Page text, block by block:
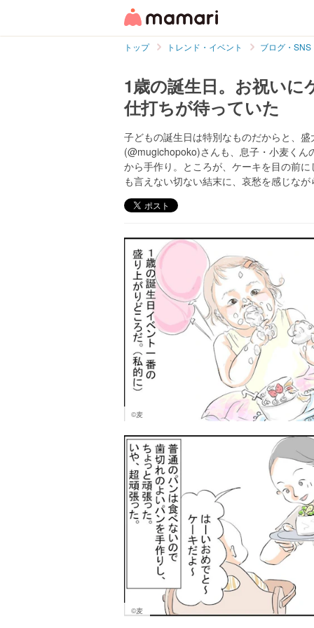
トップ トレンド・イベント ブログ・SNS
1歳の誕生日。お祝い
仕打ちが待っていた
子どもの誕生日は特別なものだからと、
(@mugichopoko)さんも、息子・小麦く
から手作り。ところが、ケーキを目の前
も言えない切ない結末に、哀愁を感じな
©︎麦
©︎麦